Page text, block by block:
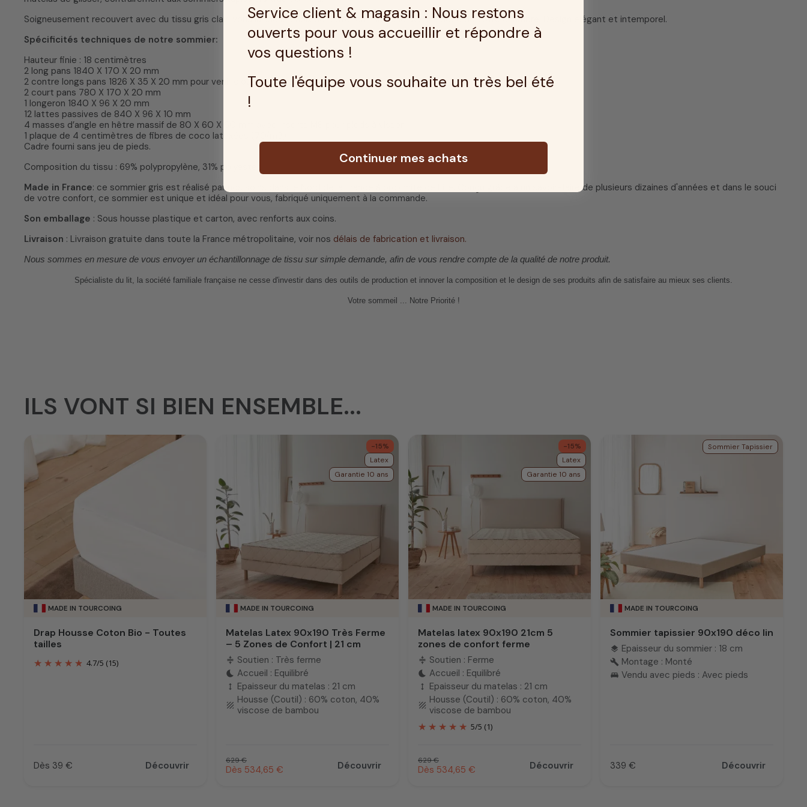
Soigneusement recouvert avec du tissu gris clair, vous laisse le choix de rester en harmonie avec la déco de votre chambre. Design élégant et intemporel.
Spécificités techniques de notre sommier:
Hauteur finie : 18 centimètres
2 long pans 1840 X 170 X 20 mm
2 contre longs pans 1826 X 35 X 20 mm pour venir clouer les lattes dessus
2 court pans 780 X 170 X 20 mm
1 longeron 1840 X 96 X 20 mm
12 lattes passives de 840 X 96 X 10 mm
4 masses d’angle en hêtre massif de 80 X 60 X 60 mm avec inserts M8 pour pieds à visser
1 plaque de 4 centimètres de fibres de coco latexées (70/m3)
Cadre fourni sans jeu de pieds.
Composition du tissu : 69% polypropylène, 31% polyester.
Made in France: ce sommier gris est réalisé par nos soins dans le Nord de la France à proximité de Lille. Conçu grâce à un savoir-faire de plusieurs dizaines d'années et dans le souci
de votre confort, ce sommier est unique et idéal pour vous, fabriqué uniquement à la commande.
Son emballage : Sous housse plastique et carton, avec renforts aux coins.
Livraison : Livraison gratuite dans toute la France métropolitaine, voir nos délais de fabrication et livraison.
Nous sommes en mesure de vous envoyer un échantillonnage de tissu sur simple demande, afin de vous rendre compte de la qualité de notre produit.
Spécialiste du lit, la société familiale française ne cesse d'investir dans des outils de production et innover la composition et le design de ses produits afin de satisfaire au mieux ses clients.
Votre sommeil ... Notre Priorité !
ILS VONT SI BIEN ENSEMBLE...
MADE IN TOURCOING
Drap Housse Coton Bio - Toutes
tailles
4.7/5 (15)
Prix
Dès 39 € Découvrir
MADE IN TOURCOING
-15%
Latex
Garantie 10 ans
Matelas Latex 90x190 Très Ferme
– 5 Zones de Confort | 21 cm
compress Soutien : Très ferme
bedtime Accueil : Equilibré
height Epaisseur du matelas : 21 cm
texture Housse (Coutil) : 60% coton, 40%
viscose de bambou
Prix habituel
629 €
Prix promotionnel
Dès 534,65 € Découvrir
MADE IN TOURCOING
-15%
Latex
Garantie 10 ans
Matelas latex 90x190 21cm 5
zones de confort ferme
compress Soutien : Ferme
bedtime Accueil : Equilibré
height Epaisseur du matelas : 21 cm
texture Housse (Coutil) : 60% coton, 40%
viscose de bambou
5/5 (1)
Prix habituel
629 €
Prix promotionnel
Dès 534,65 € Découvrir
MADE IN TOURCOING
Sommier Tapissier
Sommier tapissier 90x190 déco lin
layers Epaisseur du sommier : 18 cm
build Montage : Monté
king_bed Vendu avec pieds : Avec pieds
Prix
339 € Découvrir
Service client & magasin : Nous restons
ouverts pour vous accueillir et répondre à
vos questions !
Toute l'équipe vous souhaite un très bel été
!
Continuer mes achats